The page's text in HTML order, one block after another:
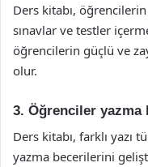
Ders kitabı,
sınavlar ve testler
öğrencilerin güçlü ve
olur.
3. Öğrenciler
Ders kitabı, farklı yazı
yazma becerilerini